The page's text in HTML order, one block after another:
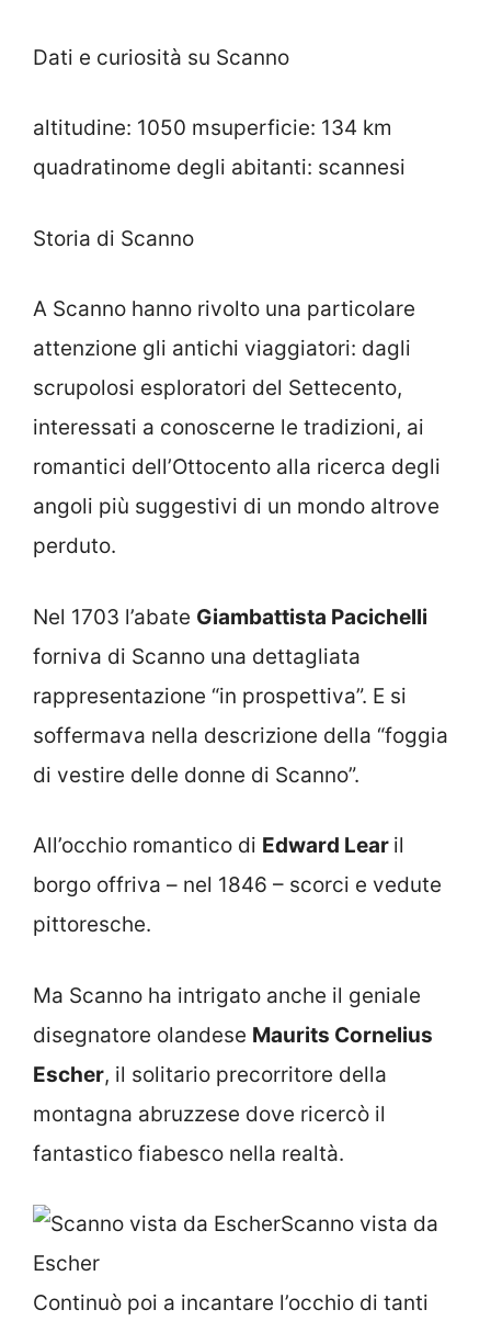
Dati e curiosità su Scanno
altitudine: 1050 msuperficie: 134 km
quadratinome degli abitanti: scannesi
Storia di Scanno
A Scanno hanno rivolto una particolare
attenzione gli antichi viaggiatori: dagli
scrupolosi esploratori del Settecento,
interessati a conoscerne le tradizioni, ai
romantici dell’Ottocento alla ricerca degli
angoli più suggestivi di un mondo altrove
perduto.
Nel 1703 l’abate Giambattista Pacichelli
forniva di Scanno una dettagliata
rappresentazione “in prospettiva”. E si
soffermava nella descrizione della “foggia
di vestire delle donne di Scanno”.
All’occhio romantico di Edward Lear il
borgo offriva – nel 1846 – scorci e vedute
pittoresche.
Ma Scanno ha intrigato anche il geniale
disegnatore olandese Maurits Cornelius
Escher, il solitario precorritore della
montagna abruzzese dove ricercò il
fantastico fiabesco nella realtà.
Scanno vista da
Escher
Continuò poi a incantare l’occhio di tanti